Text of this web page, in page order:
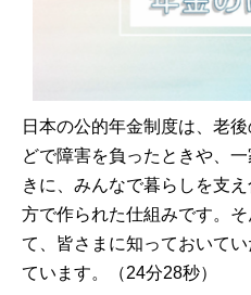
日本の公的年金制度は、老
どで障害を負ったときや、
きに、みんなで暮らしを支
方で作られた仕組みです。
て、皆さまに知っておいて
ています。（24分28秒）